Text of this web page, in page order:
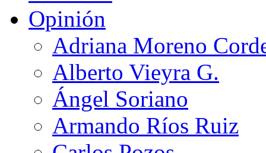
Opinión
Adriana Moreno
Alberto Vieyra G.
Ángel Soriano
Armando Ríos Ruiz